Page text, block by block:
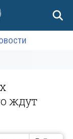
ждут